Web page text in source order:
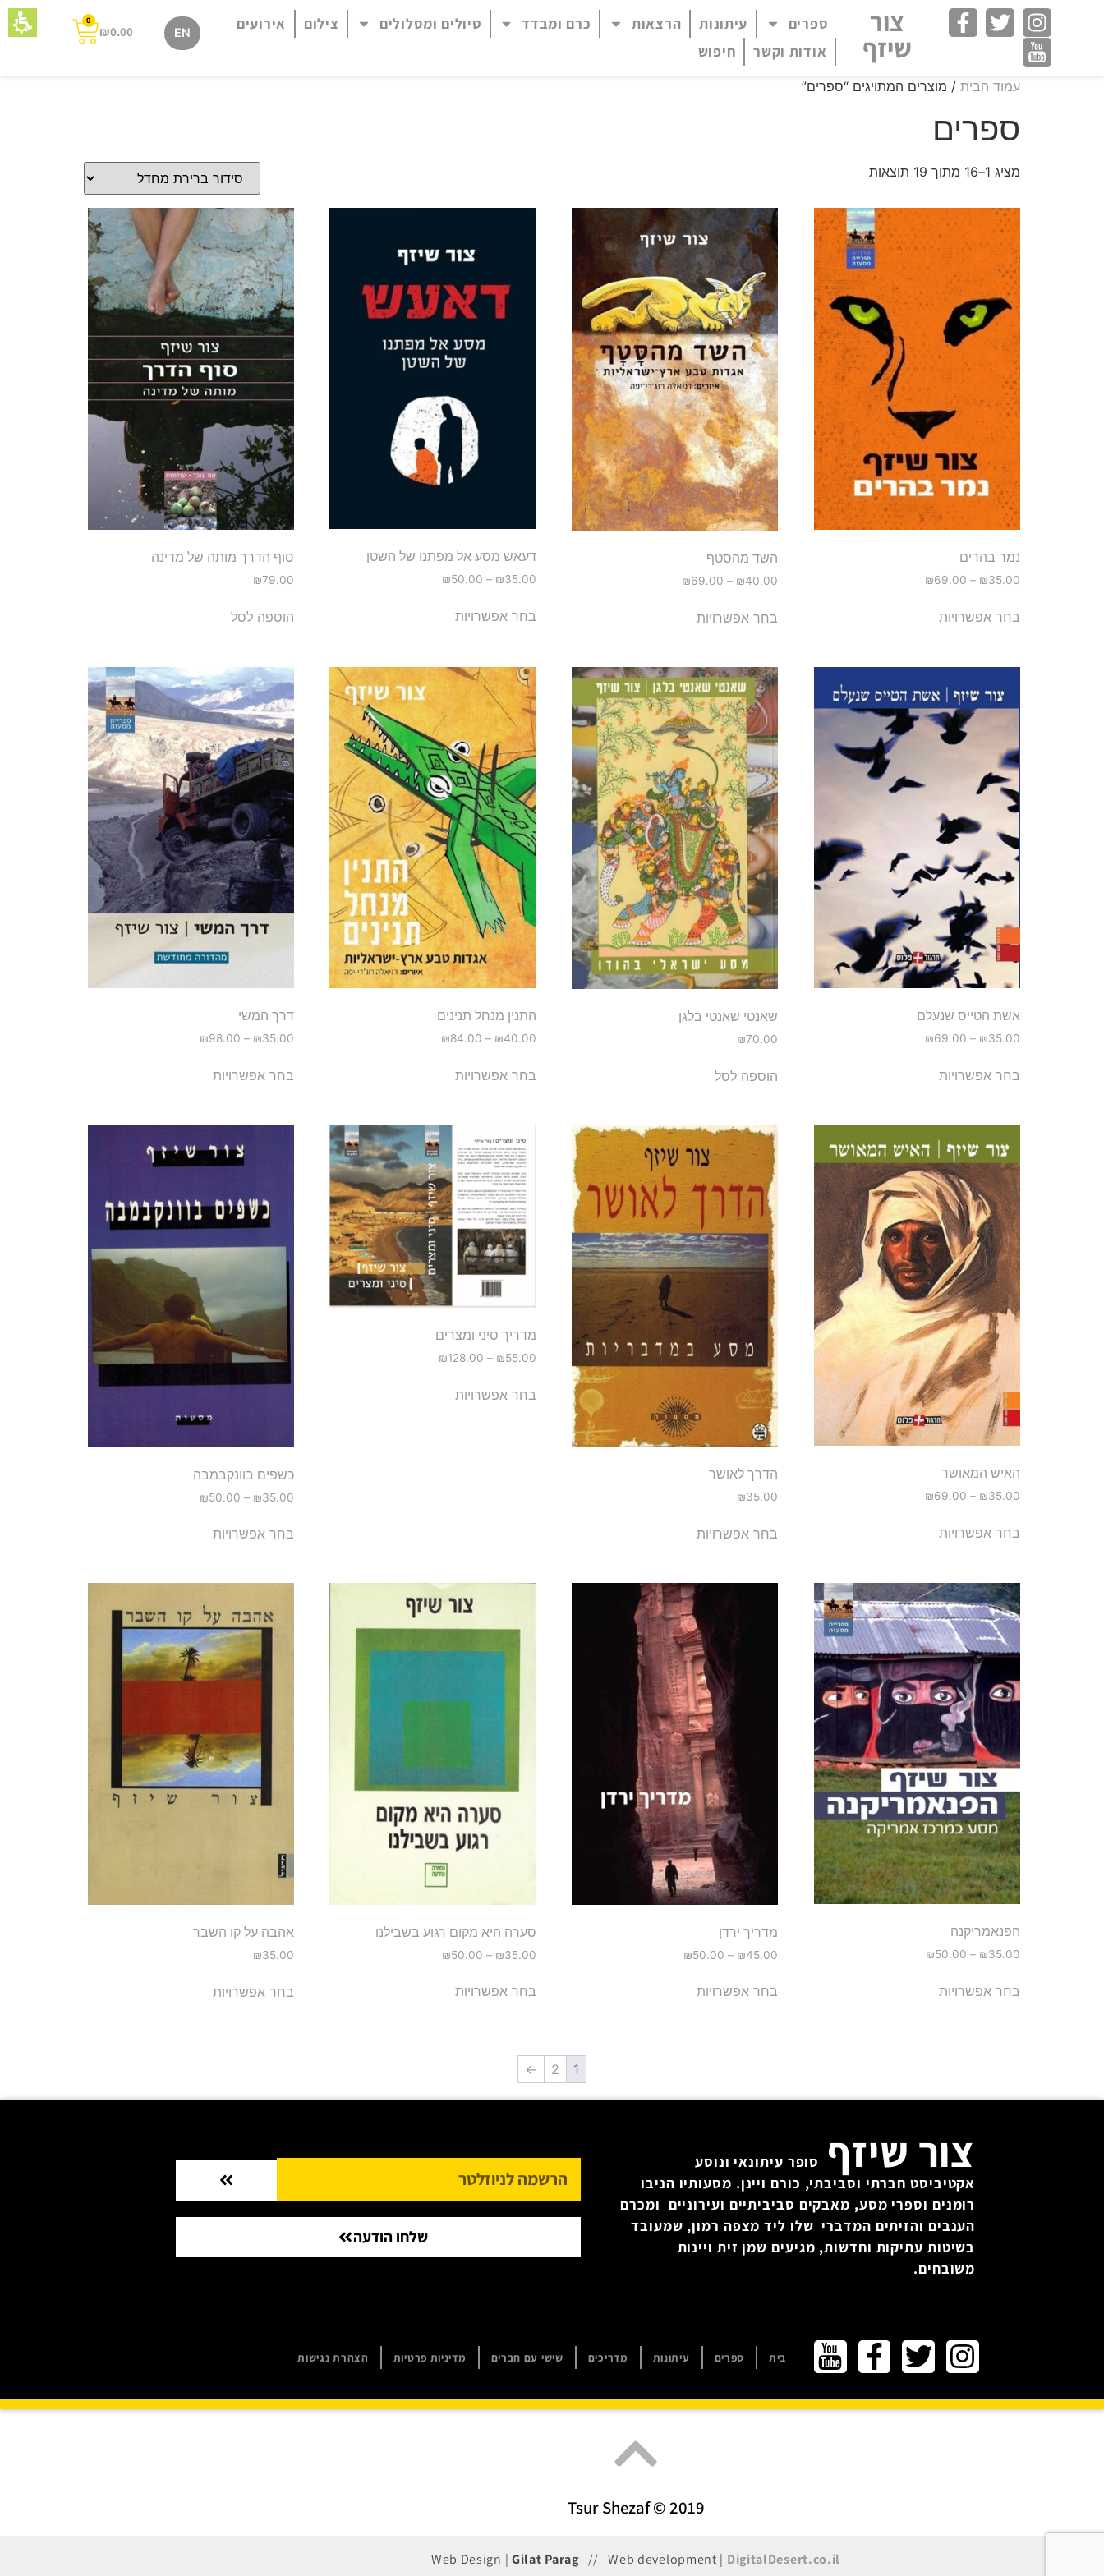
צור
שיזף
פתח תפריט במצב נגיש (התפריט יפתח בחלונית פופ-אפ)
ספרים עיתונות הרצאות כרם ומבדד טיולים ומסלולים צילום
אירועים
אודות וקשר
חיפוש
EN
₪0.00
0
עמוד הבית / מוצרים המתויגים “ספרים”
ספרים
מציג 1–16 מתוך 19 תוצאות
נמר בהרים
₪35.00
–
₪69.00
בחר אפשרויות
השד מהסטף
₪40.00
–
₪69.00
בחר אפשרויות
דעאש מסע אל מפתנו של השטן
₪35.00
–
₪50.00
בחר אפשרויות
סוף הדרך מותה של מדינה
₪79.00
הוספה לסל
אשת הטייס שנעלם
₪35.00
–
₪69.00
בחר אפשרויות
שאנטי שאנטי בלגן
₪70.00
הוספה לסל
התנין מנחל תנינים
₪40.00
–
₪84.00
בחר אפשרויות
דרך המשי
₪35.00
–
₪98.00
בחר אפשרויות
האיש המאושר
₪35.00
–
₪69.00
בחר אפשרויות
הדרך לאושר
₪35.00
בחר אפשרויות
מדריך סיני ומצרים
₪55.00
–
₪128.00
בחר אפשרויות
כשפים בוונקבמבה
₪35.00
–
₪50.00
בחר אפשרויות
הפנאמריקנה
₪35.00
–
₪50.00
בחר אפשרויות
מדריך ירדן
₪45.00
–
₪50.00
בחר אפשרויות
סערה היא מקום רגוע בשבילנו
₪35.00
–
₪50.00
בחר אפשרויות
אהבה על קו השבר
₪35.00
בחר אפשרויות
1
2
←
צור שיזף סופר עיתונאי ונוסע
אקטיביסט חברתי וסביבתי, כורם ויינן. מסעותיו הניבו
רומנים וספרי מסע, מאבקים סביביתיים ועירוניים ומכרם
הענבים והזיתים המדברי שלו ליד מצפה רמון, שמעובד
בשיטות עתיקות וחדשות, מגיעים שמן זית ויינות
משובחים.
שלחו הודעה
בית ספרים עיתונות מדריכים שישי עם חברים מדיניות פרטיות הצהרת נגישות
Tsur Shezaf © 2019
Web Design | Gilat Parag // Web development | DigitalDesert.co.il